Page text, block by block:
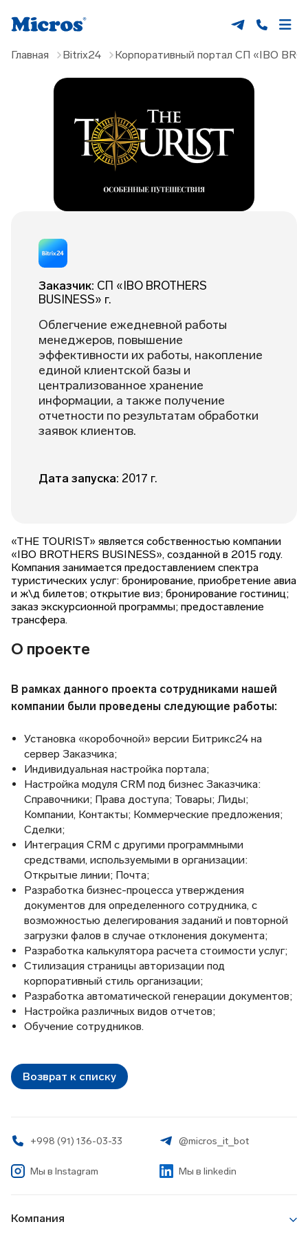
Главная Bitrix24 Корпоративный портал СП «IBO
Заказчик: СП «IBO BROTHERS
BUSINESS» г.
Облегчение ежедневной работы
менеджеров, повышение
эффективности их работы, накопление
единой клиентской базы и
централизованное хранение
информации, а также получение
отчетности по результатам обработки
заявок клиентов.
Дата запуска: 2017 г.
«THE TOURIST» является собственностью компании
«IBO BROTHERS BUSINESS», созданной в 2015 году.
Компания занимается предоставлением спектра
туристических услуг: бронирование, приобретение авиа
и ж\д билетов; открытие виз; бронирование гостиниц;
заказ экскурсионной программы; предоставление
трансфера.
О проекте
В рамках данного проекта сотрудниками нашей
компании были проведены следующие работы:
Установка «коробочной» версии Битрикс24 на
сервер Заказчика;
Индивидуальная настройка портала;
Настройка модуля CRM под бизнес Заказчика:
Справочники; Права доступа; Товары; Лиды;
Компании, Контакты; Коммерческие предложения;
Сделки;
Интеграция CRM с другими программными
средствами, используемыми в организации:
Открытые линии; Почта;
Разработка бизнес-процесса утверждения
документов для определенного сотрудника, с
возможностью делегирования заданий и повторной
загрузки фалов в случае отклонения документа;
Разработка калькулятора расчета стоимости услуг;
Стилизация страницы авторизации под
корпоративный стиль организации;
Разработка автоматической генерации документов;
Настройка различных видов отчетов;
Обучение сотрудников.
Возврат к списку
+998 (91) 136-03-33 @micros_it_bot
Мы в Instagram Мы в linkedin
Компания